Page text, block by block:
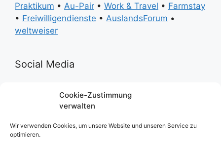
Cookie-Zustimmung
verwalten
Wir verwenden Cookies, um unsere Website und unseren Service zu
optimieren.
Praktikum • Au-Pair • Work & Travel • Farmstay
• Freiwilligendienste • AuslandsForum •
weltweiser
Social Media
Instagram Twitter Youtube
Ratgeber